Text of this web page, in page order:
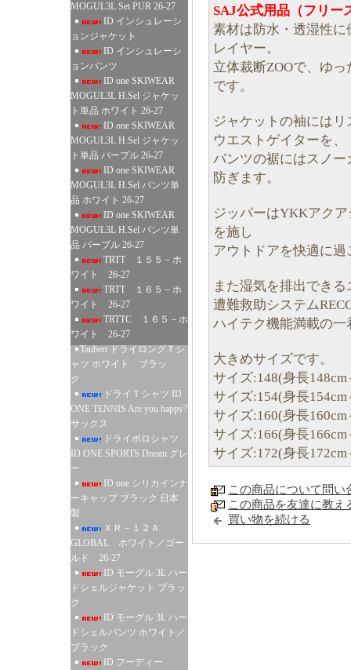
MOGUL3L Set PUR 26-27
ID インシュレーシ
ョンジャケット
ID インシュレーシ
ョンパンツ
ID one SKIWEAR
MOGUL3L H.Sel ジャケッ
ト単品 ホワイト 26-27
ID one SKIWEAR
MOGUL3L H.Sel ジャケッ
ト単品 パープル 26-27
ID one SKIWEAR
MOGUL3L H.Sel パンツ単
品 ホワイト 26-27
ID one SKIWEAR
MOGUL3L H.Sel パンツ単
品 パープル 26-27
TRTT １５５－ホ
ワイト 26-27
TRTT １６５－ホ
ワイト 26-27
TRTTC １６５－ホ
ワイト 26-27
Taubert ドライロングＴシ
ャツ ホワイト ブラッ
ク
ドライＴシャツ ID
ONE TENNIS Are you happy?
サックス
ドライポロシャツ
ID ONE SPORTS Dream グレ
ー
ID one シリカインナ
ーキャップ ブラック 日本
製
ＸＲ－１２Ａ
GLOBAL ホワイト／ゴー
ルド 26-27
ID モーグル 3L ハー
ドシェルジャケット ブラッ
ク
ID モーグル 3L ハー
ドシェルパンツ ホワイト／
ブラック
ID フーディー
SAJ公式用品（フリー
素材は防水・透湿性
レイヤー。
立体裁断ZOOで、ゆ
です。
ジャケットの袖には
ウエストゲイターを、
パンツの裾にはスノ
防ぎます。
ジッパーはYKKアク
を施し
アウトドアを快適に
また湿気を排出でき
遭難救助システム
ハイテク機能満載の一
大きめサイズです。
サイズ:148(身長148cm
サイズ:154(身長154cm
サイズ:160(身長160cm
サイズ:166(身長166cm
サイズ:172(身長172cm
この商品について問い
この商品を友達に教え
買い物を続ける